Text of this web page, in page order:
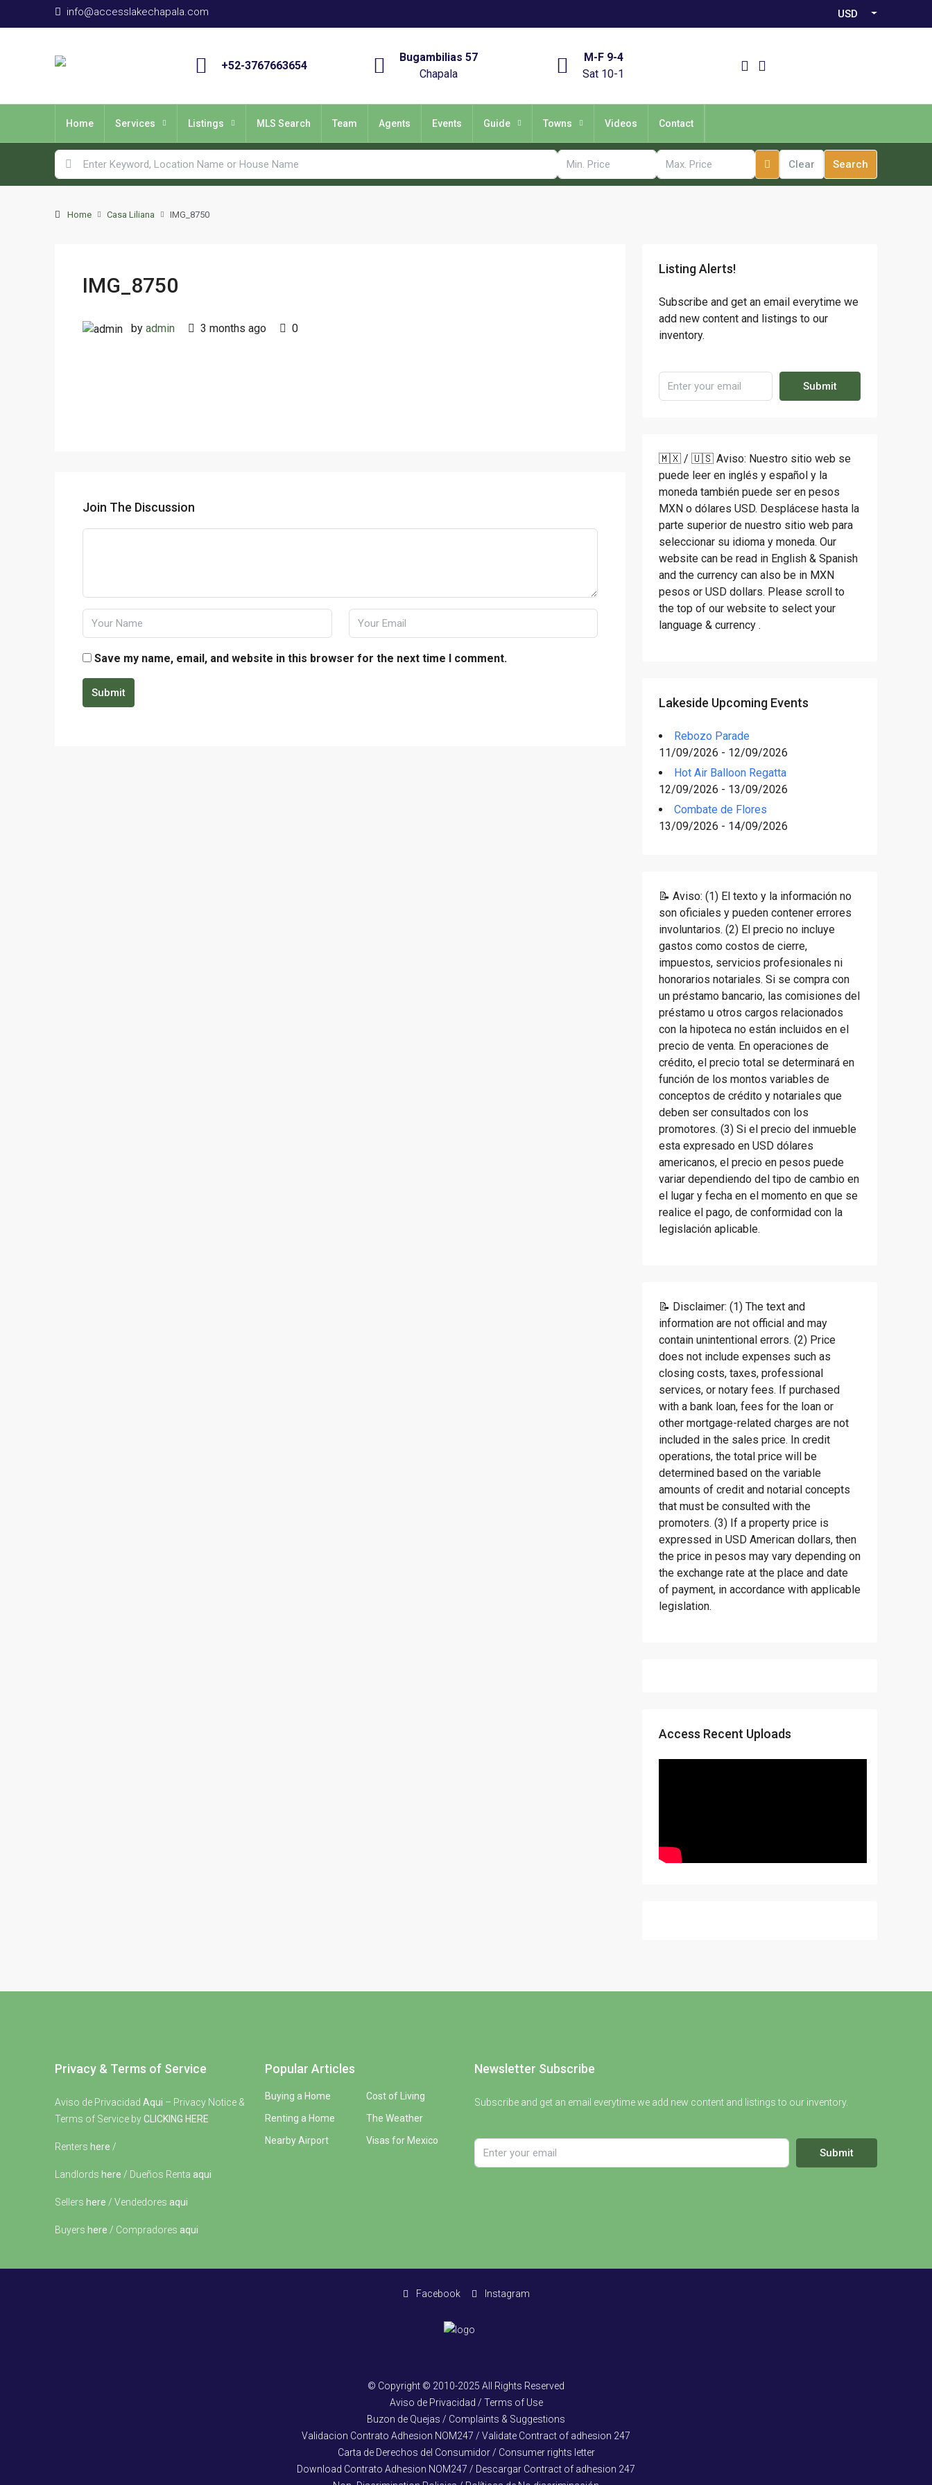
info@accesslakechapala.com USD
+52-3767663654
Bugambilias 57
Chapala
M-F 9-4
Sat 10-1
Home Services Listings MLS Search Team Agents Events Guide Towns Videos Contact
Clear Search
Home Casa Liliana IMG_8750
IMG_8750
by admin 3 months ago 0
Join The Discussion
Save my name, email, and website in this browser for the next time I comment.
Submit
Listing Alerts!
Subscribe and get an email everytime we
add new content and listings to our
inventory.
Submit
🇲🇽 / 🇺🇸 Aviso: Nuestro sitio web se
puede leer en inglés y español y la
moneda también puede ser en pesos
MXN o dólares USD. Desplácese hasta la
parte superior de nuestro sitio web para
seleccionar su idioma y moneda. Our
website can be read in English & Spanish
and the currency can also be in MXN
pesos or USD dollars. Please scroll to
the top of our website to select your
language & currency .
Lakeside Upcoming Events
Rebozo Parade
11/09/2026 - 12/09/2026
Hot Air Balloon Regatta
12/09/2026 - 13/09/2026
Combate de Flores
13/09/2026 - 14/09/2026
📝 Aviso: (1) El texto y la información no
son oficiales y pueden contener errores
involuntarios. (2) El precio no incluye
gastos como costos de cierre,
impuestos, servicios profesionales ni
honorarios notariales. Si se compra con
un préstamo bancario, las comisiones del
préstamo u otros cargos relacionados
con la hipoteca no están incluidos en el
precio de venta. En operaciones de
crédito, el precio total se determinará en
función de los montos variables de
conceptos de crédito y notariales que
deben ser consultados con los
promotores. (3) Si el precio del inmueble
esta expresado en USD dólares
americanos, el precio en pesos puede
variar dependiendo del tipo de cambio en
el lugar y fecha en el momento en que se
realice el pago, de conformidad con la
legislación aplicable.
📝 Disclaimer: (1) The text and
information are not official and may
contain unintentional errors. (2) Price
does not include expenses such as
closing costs, taxes, professional
services, or notary fees. If purchased
with a bank loan, fees for the loan or
other mortgage-related charges are not
included in the sales price. In credit
operations, the total price will be
determined based on the variable
amounts of credit and notarial concepts
that must be consulted with the
promoters. (3) If a property price is
expressed in USD American dollars, then
the price in pesos may vary depending on
the exchange rate at the place and date
of payment, in accordance with applicable
legislation.
Access Recent Uploads
Privacy & Terms of Service
Aviso de Privacidad Aqui – Privacy Notice &
Terms of Service byCLICKING HERE
Renters here /
Landlords here / Dueños Renta aqui
Sellers here / Vendedores aqui
Buyers here / Compradores aqui
Popular Articles
Buying a Home
Renting a Home
Nearby Airport
Cost of Living
The Weather
Visas for Mexico
Newsletter Subscribe
Subscribe and get an email everytime we add new content and listings to our inventory.
Submit
Facebook Instagram
© Copyright © 2010-2025 All Rights Reserved
Aviso de Privacidad / Terms of Use
Buzon de Quejas / Complaints & Suggestions
Validacion Contrato Adhesion NOM247 / Validate Contract of adhesion 247
Carta de Derechos del Consumidor / Consumer rights letter
Download Contrato Adhesion NOM247 / Descargar Contract of adhesion 247